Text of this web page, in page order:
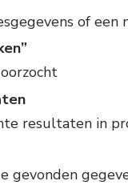
of een
resultaten in
gevonden